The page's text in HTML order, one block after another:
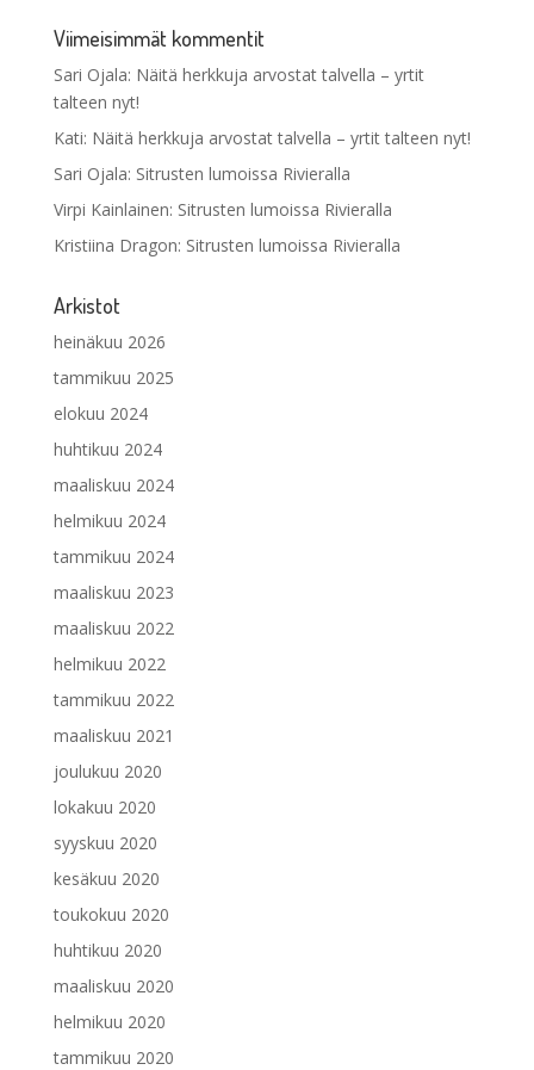
Viimeisimmät kommentit
Sari Ojala: Näitä herkkuja arvostat talvella – yrtit
talteen nyt!
Kati: Näitä herkkuja arvostat talvella – yrtit talteen nyt!
Sari Ojala: Sitrusten lumoissa Rivieralla
Virpi Kainlainen: Sitrusten lumoissa Rivieralla
Kristiina Dragon: Sitrusten lumoissa Rivieralla
Arkistot
heinäkuu 2026
tammikuu 2025
elokuu 2024
huhtikuu 2024
maaliskuu 2024
helmikuu 2024
tammikuu 2024
maaliskuu 2023
maaliskuu 2022
helmikuu 2022
tammikuu 2022
maaliskuu 2021
joulukuu 2020
lokakuu 2020
syyskuu 2020
kesäkuu 2020
toukokuu 2020
huhtikuu 2020
maaliskuu 2020
helmikuu 2020
tammikuu 2020